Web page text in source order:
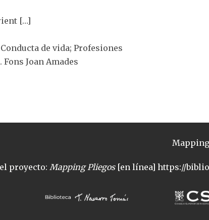
[…]
Conducta de vida; Profesiones
Fons Joan Amades
proyecto: Mapping Pliegos[en línea] https://